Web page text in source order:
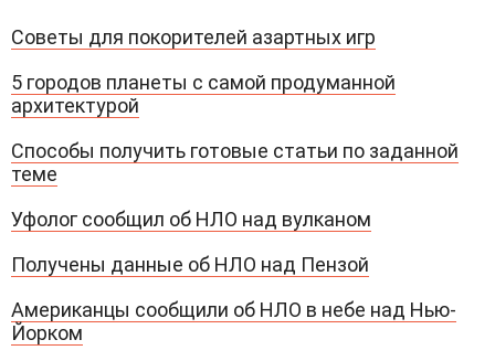
Советы для покорителей азартных игр
5 городов планеты с самой продуманной
архитектурой
Способы получить готовые статьи по заданной
теме
Уфолог сообщил об НЛО над вулканом
Получены данные об НЛО над Пензой
Американцы сообщили об НЛО в небе над Нью-
Йорком